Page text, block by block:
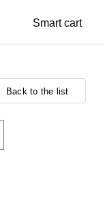
Smart cart
Back to the list